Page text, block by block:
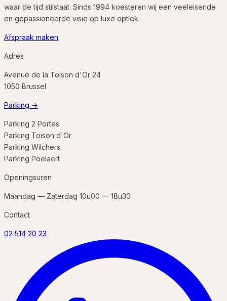
waar de tijd stilstaat. Sinds 1994 koesteren wij een veeleisende
en gepassioneerde visie op luxe optiek.
Afspraak maken
Adres
Avenue de la Toison d'Or 24
1050 Brussel
Parking →
Parking 2 Portes
Parking Toison d'Or
Parking Wilchers
Parking Poelaert
Openingsuren
Maandag — Zaterdag 10u00 — 18u30
Contact
02 514 20 23